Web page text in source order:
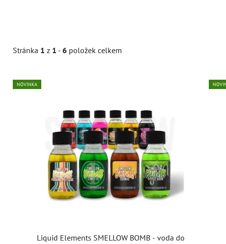
Stránka 1 z 1 - 6 položek celkem
V
ý
NOVINKA
Liquid Elements SMELLOW BOMB - voda do